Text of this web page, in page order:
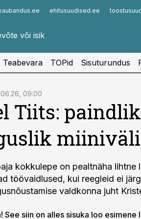
ehitusuudised.ee
Infopank
Teabevara TOPid Sisuturundus
09:00
Tiits:
miiniväli
kokkulepe on pealtnäha lihtne
töövaidlused, kui reegleid ei
valdkonna juht
See siin on alles sisuka loo